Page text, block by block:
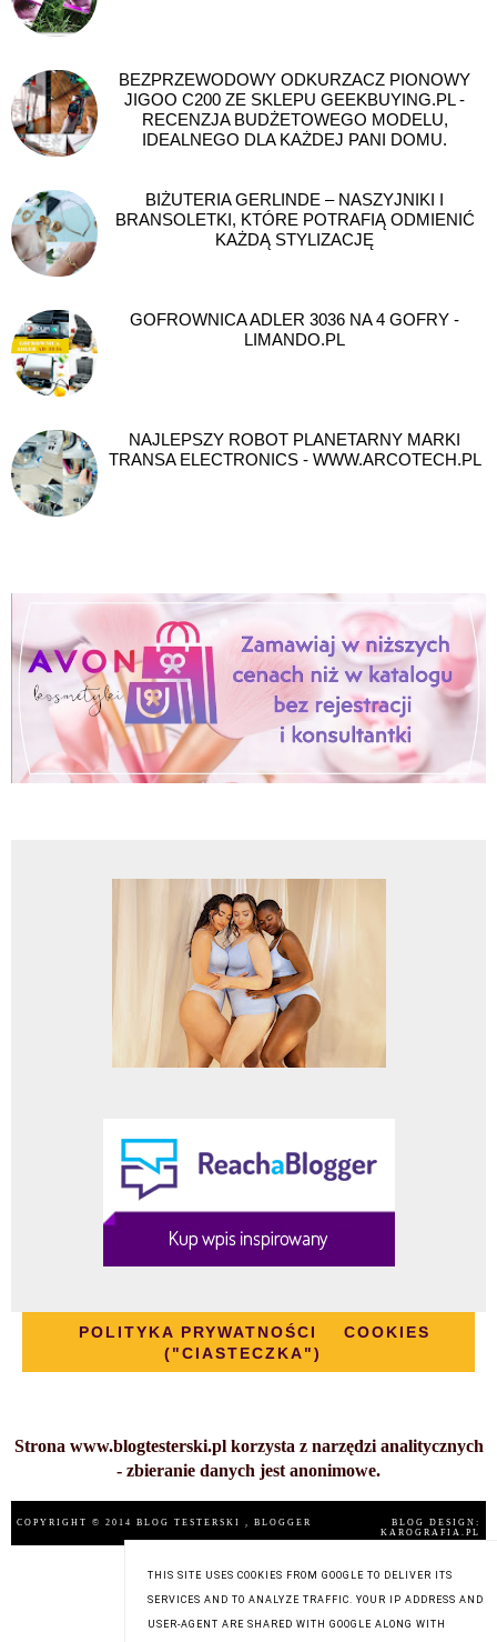
BEZPRZEWODOWY ODKURZACZ PIONOWY
JIGOO C200 ZE SKLEPU GEEKBUYING.PL -
RECENZJA BUDŻETOWEGO MODELU,
IDEALNEGO DLA KAŻDEJ PANI DOMU.
BIŻUTERIA GERLINDE – NASZYJNIKI I
BRANSOLETKI, KTÓRE POTRAFIĄ ODMIENIĆ
KAŻDĄ STYLIZACJĘ
GOFROWNICA ADLER 3036 NA 4 GOFRY -
LIMANDO.PL
NAJLEPSZY ROBOT PLANETARNY MARKI
TRANSA ELECTRONICS - WWW.ARCOTECH.PL
POLITYKA PRYWATNOŚCI
COOKIES
("CIASTECZKA")
Strona www.blogtesterski.pl korzysta z narzędzi analitycznych
- zbieranie danych jest anonimowe.
COPYRIGHT © 2014 BLOG TESTERSKI , BLOGGER
BLOG DESIGN:
KAROGRAFIA.PL
THIS SITE USES COOKIES FROM GOOGLE TO DELIVER ITS
SERVICES AND TO ANALYZE TRAFFIC. YOUR IP ADDRESS AND
USER-AGENT ARE SHARED WITH GOOGLE ALONG WITH